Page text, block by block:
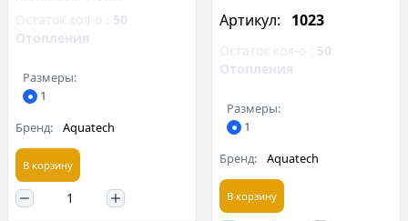
Остаток кол-о : 50
Отопления
Размеры:
1
Бренд:
Aquatech
В корзину
Артикул: 1023
Остаток кол-о : 50
Отопления
Размеры:
1
Бренд:
Aquatech
В корзину